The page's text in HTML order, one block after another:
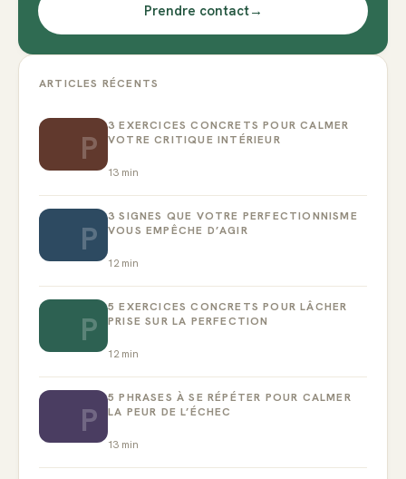
Prendre contact→
ARTICLES RÉCENTS
P
3 EXERCICES CONCRETS POUR CALMER
VOTRE CRITIQUE INTÉRIEUR
13 min
P
3 SIGNES QUE VOTRE PERFECTIONNISME
VOUS EMPÊCHE D’AGIR
12 min
P
5 EXERCICES CONCRETS POUR LÂCHER
PRISE SUR LA PERFECTION
12 min
P
5 PHRASES À SE RÉPÉTER POUR CALMER
LA PEUR DE L’ÉCHEC
13 min